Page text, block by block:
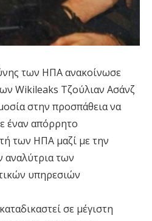
των ΗΠΑ ανακοίνωσε
Wikileaks Τζούλιαν Ασάνζ
στην προσπάθεια να
έναν απόρρητο
των ΗΠΑ μαζί με την
αναλύτρια των
υπηρεσιών
σε μέγιστη